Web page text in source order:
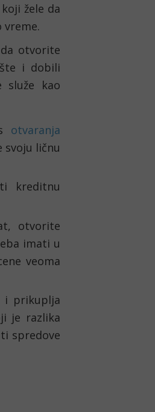
žele da
otvorite
i dobili
služe kao
otvaranja
svoju ličnu
kreditnu
otvorite
imati u
veoma
i prikuplja
je razlika
spredove